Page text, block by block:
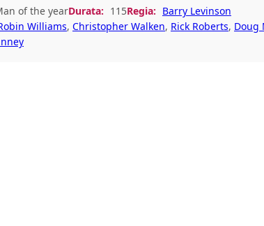
of the yearDurata: 115Regia: Barry Levinson
Williams, Christopher Walken, Rick Roberts, Doug